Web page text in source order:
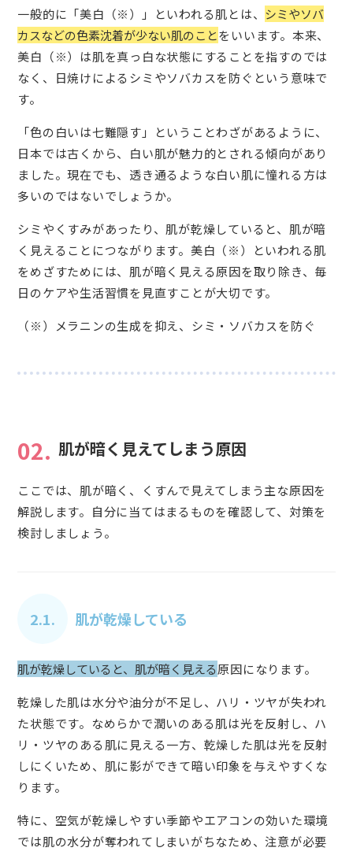
一般的に「美白（※）」といわれる肌とは、 シミやソバ
カスなどの色素沈着が少ない肌のことをいいます。本来、
美白（※）は肌を真っ白な状態にすることを指すのでは
なく、日焼けによるシミやソバカスを防ぐという意味で
す。
「色の白いは七難隠す」ということわざがあるように、
日本では古くから、白い肌が魅力的とされる傾向があり
ました。現在でも、透き通るような白い肌に憧れる方は
多いのではないでしょうか。
シミやくすみがあったり、肌が乾燥していると、肌が暗
く見えることにつながります。美白（※）といわれる肌
をめざすためには、肌が暗く見える原因を取り除き、毎
日のケアや生活習慣を見直すことが大切です。
（※）メラニンの生成を抑え、シミ・ソバカスを防ぐ
02. 肌が暗く見えてしまう原因
ここでは、肌が暗く、くすんで見えてしまう主な原因を
解説します。自分に当てはまるものを確認して、対策を
検討しましょう。
2.1. 肌が乾燥している
肌が乾燥していると、肌が暗く見える原因になります。
乾燥した肌は水分や油分が不足し、ハリ・ツヤが失われ
た状態です。なめらかで潤いのある肌は光を反射し、ハ
リ・ツヤのある肌に見える一方、乾燥した肌は光を反射
しにくいため、肌に影ができて暗い印象を与えやすくな
ります。
特に、空気が乾燥しやすい季節やエアコンの効いた環境
では肌の水分が奪われてしまいがちなため、注意が必要